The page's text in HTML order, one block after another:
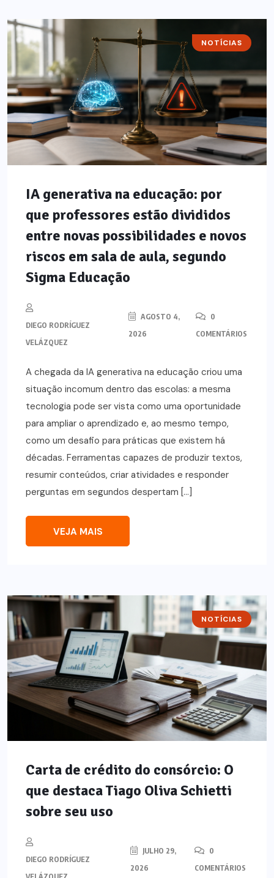
NOTÍCIAS
IA generativa na educação: por
que professores estão divididos
entre novas possibilidades e novos
riscos em sala de aula, segundo
Sigma Educação
DIEGO RODRÍGUEZ
VELÁZQUEZ
AGOSTO 4,
2026
0
COMENTÁRIOS
A chegada da IA generativa na educação criou uma
situação incomum dentro das escolas: a mesma
tecnologia pode ser vista como uma oportunidade
para ampliar o aprendizado e, ao mesmo tempo,
como um desafio para práticas que existem há
décadas. Ferramentas capazes de produzir textos,
resumir conteúdos, criar atividades e responder
perguntas em segundos despertam […]
VEJA MAIS
NOTÍCIAS
Carta de crédito do consórcio: O
que destaca Tiago Oliva Schietti
sobre seu uso
DIEGO RODRÍGUEZ
JULHO 29,
2026
0
COMENTÁRIOS